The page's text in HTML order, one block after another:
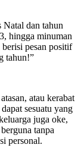
Natal dan tahun
hingga minuman
pesan positif
tahun!”
atau kerabat
sesuatu yang
juga oke,
tanpa
personal.